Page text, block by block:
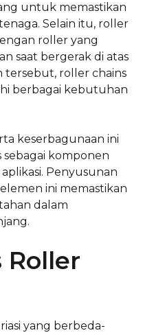
untuk memastikan
Selain itu, roller
roller yang
saat bergerak di atas
tersebut, roller chains
berbagai kebutuhan
keserbagunaan ini
komponen
Penyusunan
ini memastikan
dalam
Roller
yang berbeda-